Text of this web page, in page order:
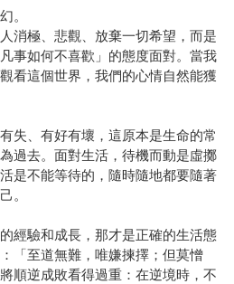
。
消極、悲觀、放棄一切希望，而是
事如何不喜歡」的態度面對。當我
看這個世界，我們的心情自然能獲
失、有好有壞，這原本是生命的常
過去。面對生活，待機而動是虛擲
是不能等待的，隨時隨地都要隨著
。
經驗和成長，那才是正確的生活態
「至道無難，唯嫌揀擇；但莫憎
順逆成敗看得過重：在逆境時，不